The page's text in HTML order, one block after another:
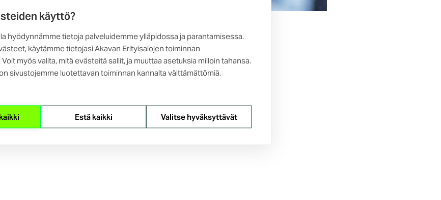
käyttö?
hyödynnämme tietoja palveluidemme ylläpidossa ja parantamisessa.
käytämme tietojasi Akavan Erityisalojen toiminnan
myös valita, mitä evästeitä sallit, ja muuttaa asetuksia milloin tahansa.
sivustojemme luotettavan toiminnan kannalta välttämättömiä.
Estä kaikki Valitse hyväksyttävät
jatkuu
alkamaisillaan